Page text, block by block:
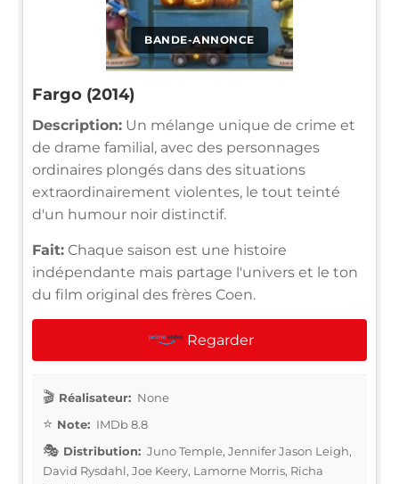
BANDE-ANNONCE
Fargo (2014)
Description: Un mélange unique de crime et
de drame familial, avec des personnages
ordinaires plongés dans des situations
extraordinairement violentes, le tout teinté
d'un humour noir distinctif.
Fait: Chaque saison est une histoire
indépendante mais partage l'univers et le ton
du film original des frères Coen.
Regarder
Réalisateur: None
Note: IMDb 8.8
Distribution: Juno Temple, Jennifer Jason Leigh,
David Rysdahl, Joe Keery, Lamorne Morris, Richa